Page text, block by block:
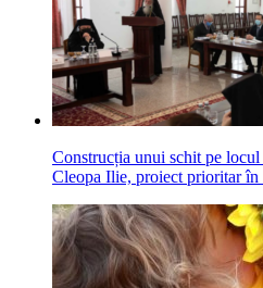
Construcția unui schit pe
Cleopa Ilie, proiect prioritar în